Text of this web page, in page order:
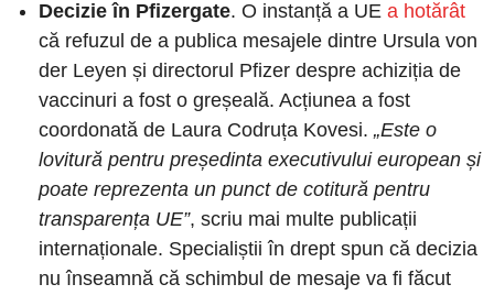
Decizie în Pfizergate. O instanță a UE a hotărât
că refuzul de a publica mesajele dintre Ursula von
der Leyen și directorul Pfizer despre achiziția de
vaccinuri a fost o greșeală. Acțiunea a fost
coordonată de Laura Codruța Kovesi. „Este o
lovitură pentru președinta executivului european și
poate reprezenta un punct de cotitură pentru
transparența UE”, scriu mai multe publicații
internaționale. Specialiștii în drept spun că decizia
nu înseamnă că schimbul de mesaje va fi făcut